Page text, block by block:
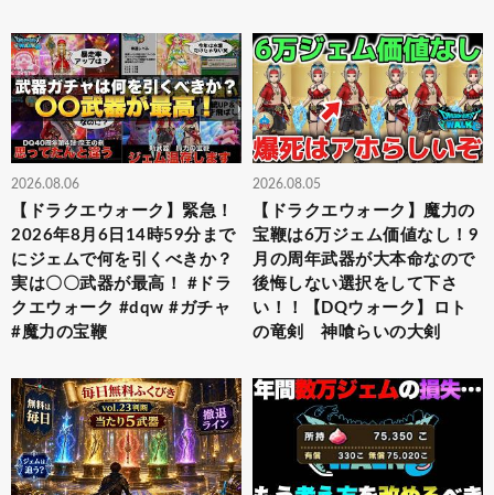
2026.08.06
【ドラクエウォーク】緊急！
2026年8月6日14時59分まで
にジェムで何を引くべきか？
実は〇〇武器が最高！ #ドラ
クエウォーク #dqw #ガチャ
#魔力の宝鞭
2026.08.05
【ドラクエウォーク】魔力の
宝鞭は6万ジェム価値なし！9
月の周年武器が大本命なので
後悔しない選択をして下さ
い！！【DQウォーク】ロト
の竜剣 神喰らいの大剣